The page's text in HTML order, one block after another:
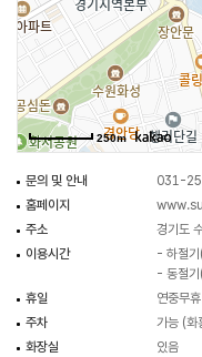
화홍문은 수문을 밝히는 조명
선재가 마음을 고백했던 화홍
만큼 인기 있는 포토존이다.
250m
문의 및 안내
031-
홈페이지
주소
경기도
이용시간
- 하절
- 동절
휴일
연중무휴
주차
가능 (화
화장실
있음